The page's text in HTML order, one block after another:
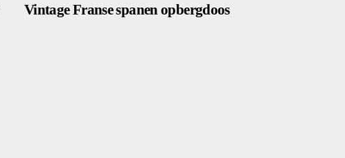
Vintage Franse spanen opbergdoos